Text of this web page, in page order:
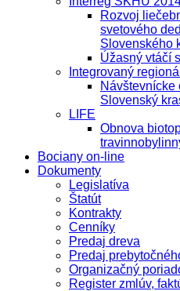
Rozvoj
svetového
Slovenského
Úžasný vtáčí
Integrovaný
Návštevnícke
Slovenský
LIFE
Obnova
Bociany on-line
Dokumenty
Legislatíva
Štatút
Kontrakty
Cenníky
Predaj dreva
Predaj
Organizačný
Register zmlúv,